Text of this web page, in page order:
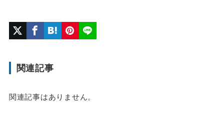
関連記事
関連記事はありません。